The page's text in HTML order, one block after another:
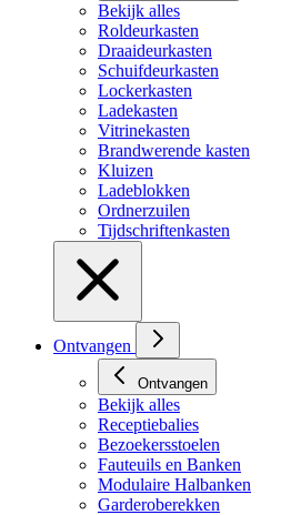
Bekijk alles
Roldeurkasten
Draaideurkasten
Schuifdeurkasten
Lockerkasten
Ladekasten
Vitrinekasten
Brandwerende kasten
Kluizen
Ladeblokken
Ordnerzuilen
Tijdschriftenkasten
Ontvangen
Ontvangen
Bekijk alles
Receptiebalies
Bezoekersstoelen
Fauteuils en Banken
Modulaire Halbanken
Garderoberekken